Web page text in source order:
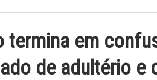
termina em
de adultério e